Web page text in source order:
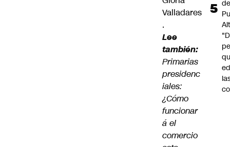
Valladares
.
Lee
también:
Primarias
presidenc
iales:
¿Cómo
funcionar
á el
comercio
de